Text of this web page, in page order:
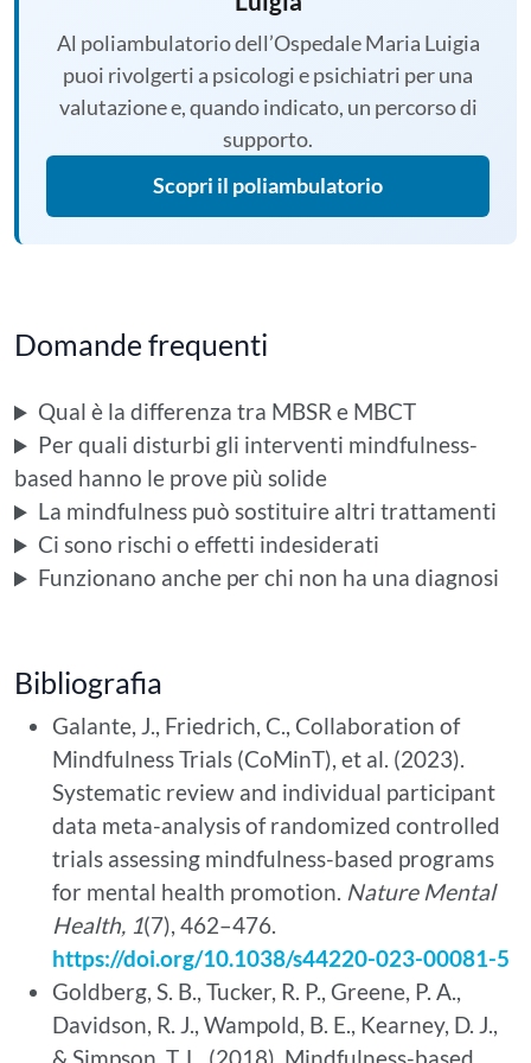
Al poliambulatorio dell’Ospedale Maria Luigia
puoi rivolgerti a psicologi e psichiatri per una
valutazione e, quando indicato, un percorso di
supporto.
Scopri il poliambulatorio
Domande frequenti
Qual è la differenza tra MBSR e MBCT
Per quali disturbi gli interventi mindfulness-
based hanno le prove più solide
La mindfulness può sostituire altri trattamenti
Ci sono rischi o effetti indesiderati
Funzionano anche per chi non ha una diagnosi
Bibliografia
Galante, J., Friedrich, C., Collaboration of
Mindfulness Trials (CoMinT), et al. (2023).
Systematic review and individual participant
data meta-analysis of randomized controlled
trials assessing mindfulness-based programs
for mental health promotion. Nature Mental
Health, 1(7), 462–476.
https://doi.org/10.1038/s44220-023-00081-5
Goldberg, S. B., Tucker, R. P., Greene, P. A.,
Davidson, R. J., Wampold, B. E., Kearney, D. J.,